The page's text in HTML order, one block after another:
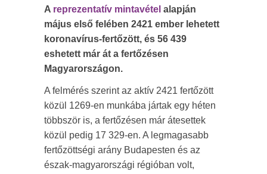
A reprezentatív mintavétel alapján
május első felében 2421 ember lehetett
koronavírus-fertőzött, és 56 439
eshetett már át a fertőzésen
Magyarországon.
A felmérés szerint az aktív 2421 fertőzött
közül 1269-en munkába jártak egy héten
többször is, a fertőzésen már átesettek
közül pedig 17 329-en. A legmagasabb
fertőzöttségi arány Budapesten és az
észak-magyarországi régióban volt,